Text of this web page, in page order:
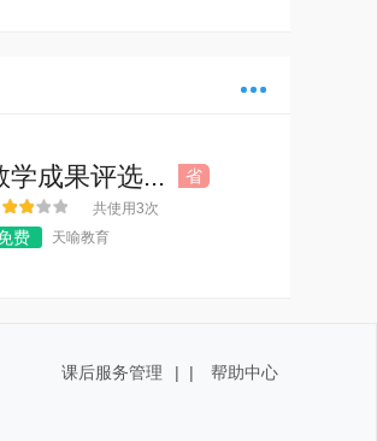
学成果评选... 省
共使用3次
费 天喻教育
课后服务管理 | | 帮助中心